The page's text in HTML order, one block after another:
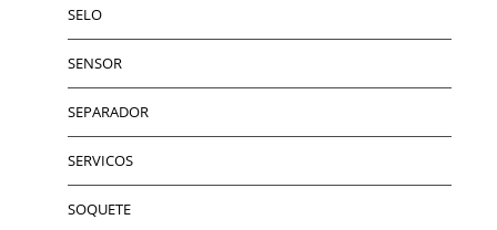
SELO
SENSOR
SEPARADOR
SERVICOS
SOQUETE